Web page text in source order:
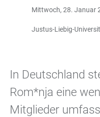
Mittwoch, 28. Januar
Justus-Liebig-
In Deutschland
Rom*nja eine
Mitglieder